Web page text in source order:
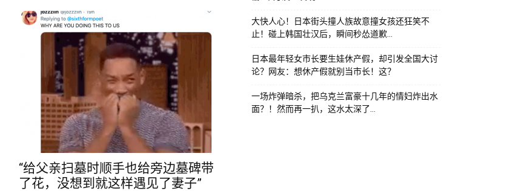
“给父亲扫墓时顺手也给旁边墓碑带
了花，没想到就这样遇见了妻子”
大快人心！日本街头撞人族故意撞女孩还狂笑不
止！碰上韩国壮汉后，瞬间秒怂道歉…
日本最年轻女市长要生娃休产假，却引发全国大讨
论？网友：想休产假就别当市长！这？
一场炸弹暗杀，把乌克兰富豪十几年的情妇炸出水
面？！然而再一扒，这水太深了…